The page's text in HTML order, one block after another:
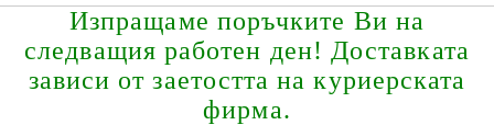
Изпращаме поръчките Ви на
следващия работен ден! Доставката
зависи от заетостта на куриерската
фирма.